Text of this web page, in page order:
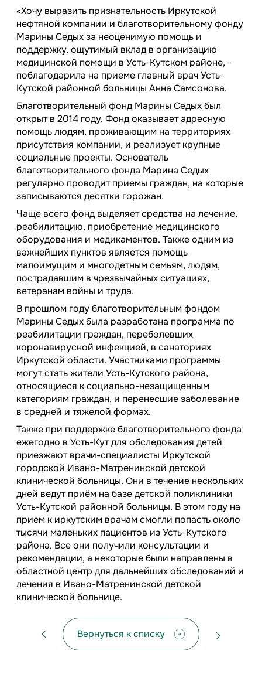
«Хочу выразить признательность Иркутской
нефтяной компании и благотворительному фонду
Марины Седых за неоценимую помощь и
поддержку, ощутимый вклад в организацию
медицинской помощи в Усть-Кутском районе, –
поблагодарила на приеме главный врач Усть-
Кутской районной больницы Анна Самсонова.
Благотворительный фонд Марины Седых был
открыт в 2014 году. Фонд оказывает адресную
помощь людям, проживающим на территориях
присутствия компании, и реализует крупные
социальные проекты. Основатель
благотворительного фонда Марина Седых
регулярно проводит приемы граждан, на которые
записываются десятки горожан.
Чаще всего фонд выделяет средства на лечение,
реабилитацию, приобретение медицинского
оборудования и медикаментов. Также одним из
важнейших пунктов является помощь
малоимущим и многодетным семьям, людям,
пострадавшим в чрезвычайных ситуациях,
ветеранам войны и труда.
В прошлом году благотворительным фондом
Марины Седых была разработана программа по
реабилитации граждан, переболевших
коронавирусной инфекцией, в санаториях
Иркутской области. Участниками программы
могут стать жители Усть-Кутского района,
относящиеся к социально-незащищенным
категориям граждан, и перенесшие заболевание
в средней и тяжелой формах.
Также при поддержке благотворительного фонда
ежегодно в Усть-Кут для обследования детей
приезжают врачи-специалисты Иркутской
городской Ивано-Матренинской детской
клинической больницы. Они в течение нескольких
дней ведут приём на базе детской поликлиники
Усть-Кутской районной больницы. В этом году на
прием к иркутским врачам смогли попасть около
тысячи маленьких пациентов из Усть-Кутского
района. Все они получили консультации и
рекомендации, а некоторые были направлены в
областной центр для дальнейших обследований и
лечения в Ивано-Матренинской детской
клинической больнице.
Вернуться к списку